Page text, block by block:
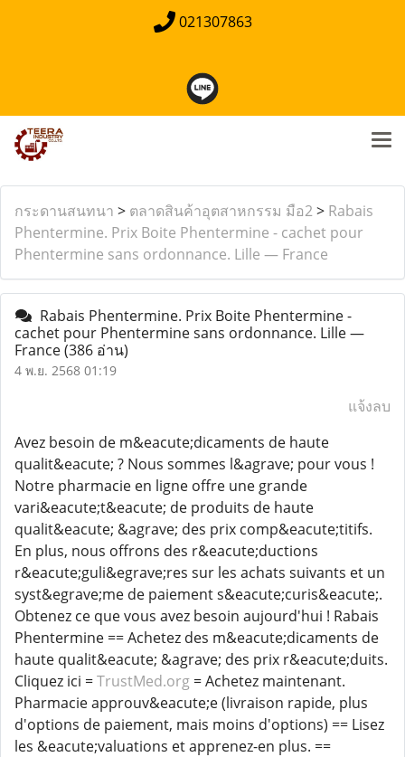
021307863
กระดานสนทนา > ตลาดสินค้าอุตสาหกรรม มือ2> Rabais
Phentermine. Prix Boite Phentermine - cachet pour
Phentermine sans ordonnance. Lille — France
Rabais Phentermine. Prix Boite Phentermine -
cachet pour Phentermine sans ordonnance. Lille —
France(386 อ่าน)
4 พ.ย. 2568 01:19
แจ้งลบ
Avez besoin de m&eacute;dicaments de haute
qualit&eacute; ? Nous sommes l&agrave; pour vous !
Notre pharmacie en ligne offre une grande
vari&eacute;t&eacute; de produits de haute
qualit&eacute; &agrave; des prix comp&eacute;titifs.
En plus, nous offrons des r&eacute;ductions
r&eacute;guli&egrave;res sur les achats suivants et un
syst&egrave;me de paiement s&eacute;curis&eacute;.
Obtenez ce que vous avez besoin aujourd'hui ! Rabais
Phentermine == Achetez des m&eacute;dicaments de
haute qualit&eacute; &agrave; des prix r&eacute;duits.
Cliquez ici =TrustMed.org = Achetez maintenant.
Pharmacie approuv&eacute;e (livraison rapide, plus
d'options de paiement, mais moins d'options) == Lisez
les &eacute;valuations et apprenez-en plus. ==